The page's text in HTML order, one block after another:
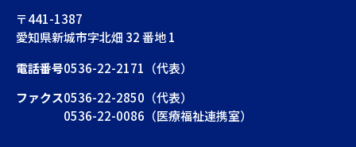
〒441-1387
愛知県新城市字北畑 32 番地 1
電話番号0536-22-2171（代表）
ファクス0536-22-2850（代表）
0536-22-0086（医療福祉連携室）